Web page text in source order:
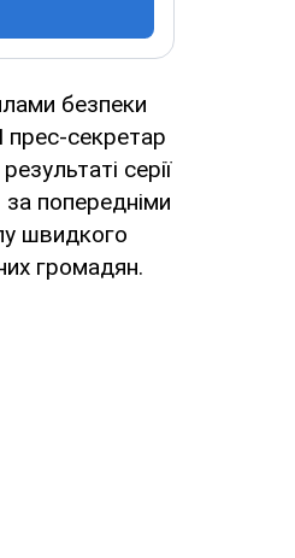
безпеки
прес-секретар
серії
за попередніми
швидкого
громадян.